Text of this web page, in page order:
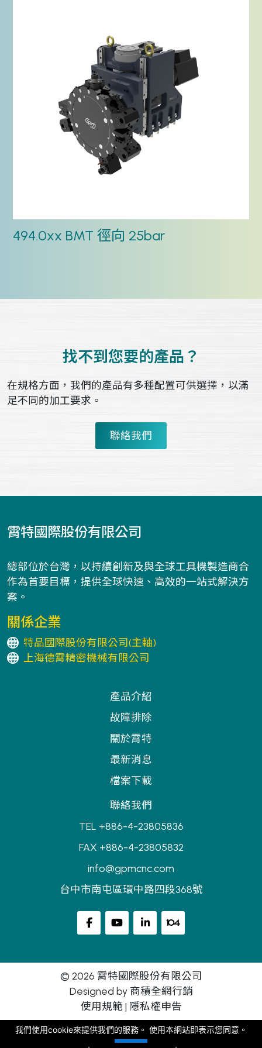
494.0xx BMT 徑向 25bar
找不到您要的產品？
在規格方面，我們的產品有多種配置可供選擇，以滿
足不同的加工要求。
聯絡我們
霄特國際股份有限公司
總部位於台灣，以持續創新及與全球工具機製造商合
作為首要目標，提供全球快速、高效的一站式解決方
案。
關係企業
特品國際股份有限公司(主軸)
上海德霄精密機械有限公司
產品介紹
故障排除
關於霄特
最新消息
檔案下載
聯絡我們
TEL +886-4-23805836
FAX +886-4-23805832
info@gpmcnc.com
台中市南屯區環中路四段368號
© 2026 霄特國際股份有限公司
Designed by 商積全網行銷
使用規範 | 隱私權申告
我們使用cookie來提供我們的服務。 使用本網站即表示您同意。